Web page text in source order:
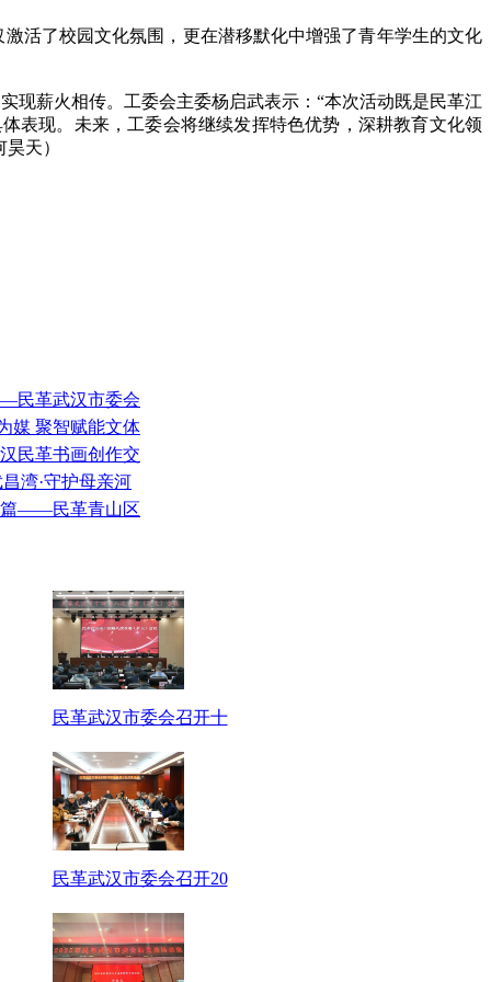
活了校园文化氛围，更在潜移默化中增强了青年学生的文化
薪火相传。工委会主委杨启武表示：“本次活动既是民革江
表现。未来，工委会将继续发挥特色优势，深耕教育文化领
天）
民革武汉市委会
媒 聚智赋能文体
民革书画创作交
湾·守护母亲河
篇——民革青山区
民革武汉市委会召开十
民革武汉市委会召开20